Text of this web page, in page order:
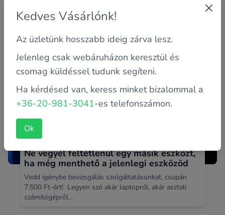
Aminek vagy örülsz, vagy nem. Jó hír, hogy újra
Ne vegyél feltétlenül egy másik eszközt,
ha még menthető a jelenlegi eszközöd
Vedd igénybe bevizsgálás szolgáltatásunkat, csupán
7.500 Ft-ért! Legyen szó akár laptopról, akár asztali
számítógépről...
Kedves Vásárlónk!
Az üzletünk hosszabb ideig zárva lesz.
Jelenleg csak webáruházon keresztül és
csomag küldéssel tudunk segíteni.
Ha kérdésed van, keress minket bizalommal a
+36-20-981-3041-es telefonszámon.
Ok